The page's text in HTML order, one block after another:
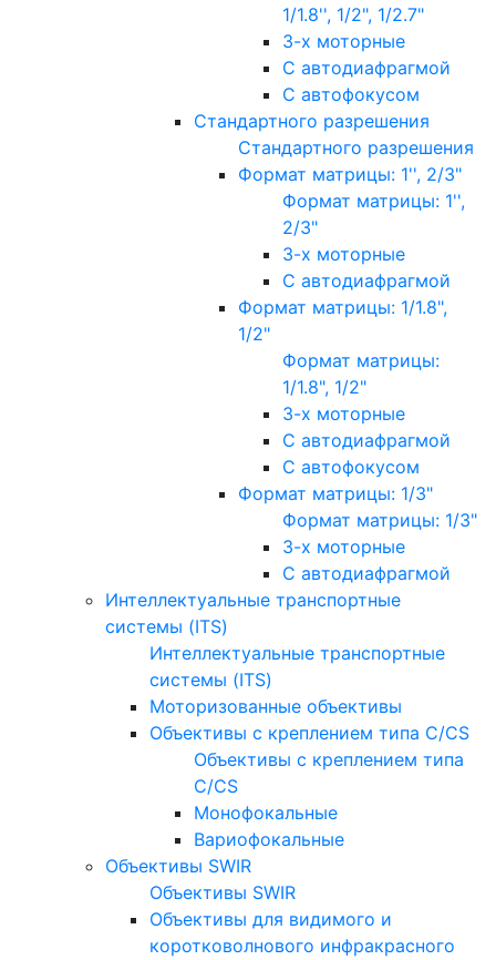
1/1.8'', 1/2", 1/2.7"
3-х моторные
С автодиафрагмой
С автофокусом
Стандартного разрешения
Стандартного разрешения
Формат матрицы: 1'', 2/3"
Формат матрицы: 1'',
2/3"
3-х моторные
С автодиафрагмой
Формат матрицы: 1/1.8",
1/2"
Формат матрицы:
1/1.8", 1/2"
3-х моторные
С автодиафрагмой
С автофокусом
Формат матрицы: 1/3"
Формат матрицы: 1/3"
3-х моторные
С автодиафрагмой
Интеллектуальные транспортные
системы (ITS)
Интеллектуальные транспортные
системы (ITS)
Моторизованные объективы
Объективы с креплением типа C/CS
Объективы с креплением типа
C/CS
Монофокальные
Вариофокальные
Объективы SWIR
Объективы SWIR
Объективы для видимого и
коротковолнового инфракрасного